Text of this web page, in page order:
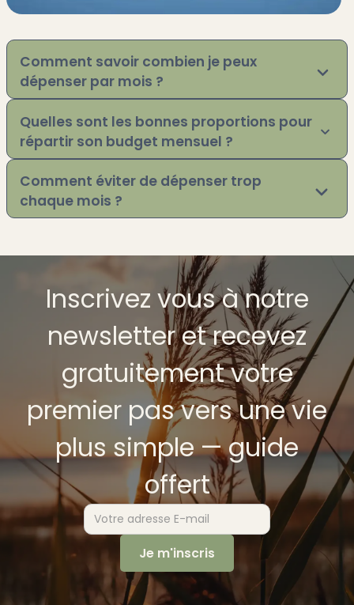
Comment savoir combien je peux
dépenser par mois ?
Quelles sont les bonnes proportions pour
répartir son budget mensuel ?
Comment éviter de dépenser trop
chaque mois ?
Inscrivez vous à notre
newsletter et recevez
gratuitement votre
premier pas vers une vie
plus simple — guide
offert